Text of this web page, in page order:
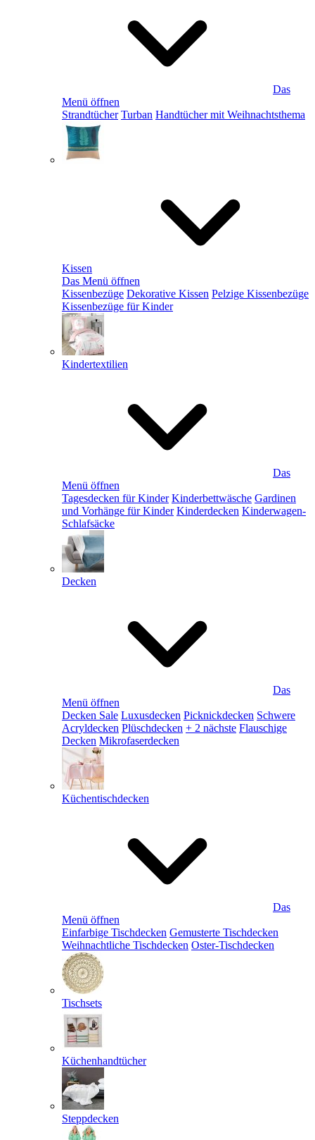
Das
Menü öffnen
Strandtücher Turban Handtücher mit Weihnachtsthema
Kissen
Das Menü öffnen
Kissenbezüge Dekorative Kissen Pelzige Kissenbezüge
Kissenbezüge für Kinder
Kindertextilien
Das
Menü öffnen
Tagesdecken für Kinder Kinderbettwäsche Gardinen
und Vorhänge für Kinder Kinderdecken Kinderwagen-
Schlafsäcke
Decken
Das
Menü öffnen
Decken Sale Luxusdecken Picknickdecken Schwere
Acryldecken Plüschdecken + 2 nächste Flauschige
Decken Mikrofaserdecken
Küchentischdecken
Das
Menü öffnen
Einfarbige Tischdecken Gemusterte Tischdecken
Weihnachtliche Tischdecken Oster-Tischdecken
Tischsets
Küchenhandtücher
Steppdecken